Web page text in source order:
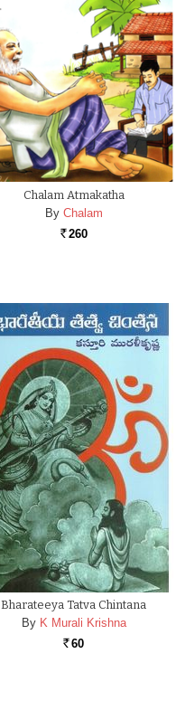
Chalam Atmakatha
By Chalam
Rs. 260
Bharateeya Tatva Chintana
By K Murali Krishna
Rs. 60